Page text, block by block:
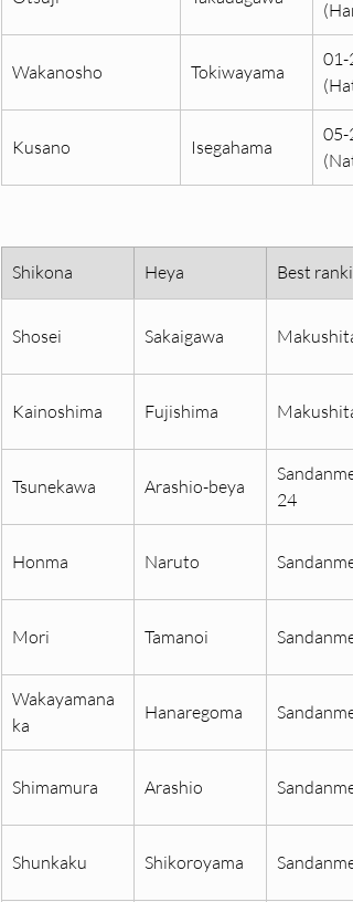
Wakanosho Tokiwayama
01-
Kusano Isegahama
05-
Shikona Heya Best
Shosei Sakaigawa Makushita
Kainoshima Fujishima Makushita
Tsunekawa Arashio-beya
Sandanme
Honma Naruto Sandanme
Mori Tamanoi Sandanme
Wakayamana
ka
Hanaregoma Sandanme
Shimamura Arashio Sandanme
Shunkaku Shikoroyama Sandanme